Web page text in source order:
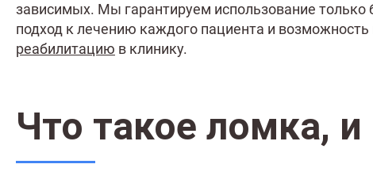
зависимых. Мы гарантируем использование
подход к лечению каждого пациента и возможность
реабилитацию в клинику.
Что такое ломка,